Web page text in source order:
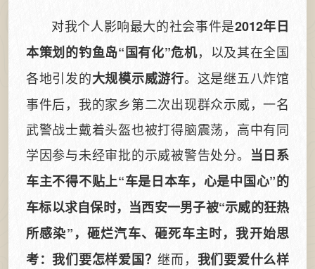
对我个人影响最大的社会事件是2012年日
本策划的钓鱼岛“国有化”危机，以及其在全国
各地引发的大规模示威游行。这是继五八炸馆
事件后，我的家乡第二次出现群众示威，一名
武警战士戴着头盔也被打得脑震荡，高中有同
学因参与未经审批的示威被警告处分。 当日系
车主不得不贴上“车是日本车，心是中国心”的
车标以求自保时，当西安一男子被“示威的狂热
所感染”，砸烂汽车、砸死车主时，我开始思
考：我们要怎样爱国？继而， 我们要爱什么样